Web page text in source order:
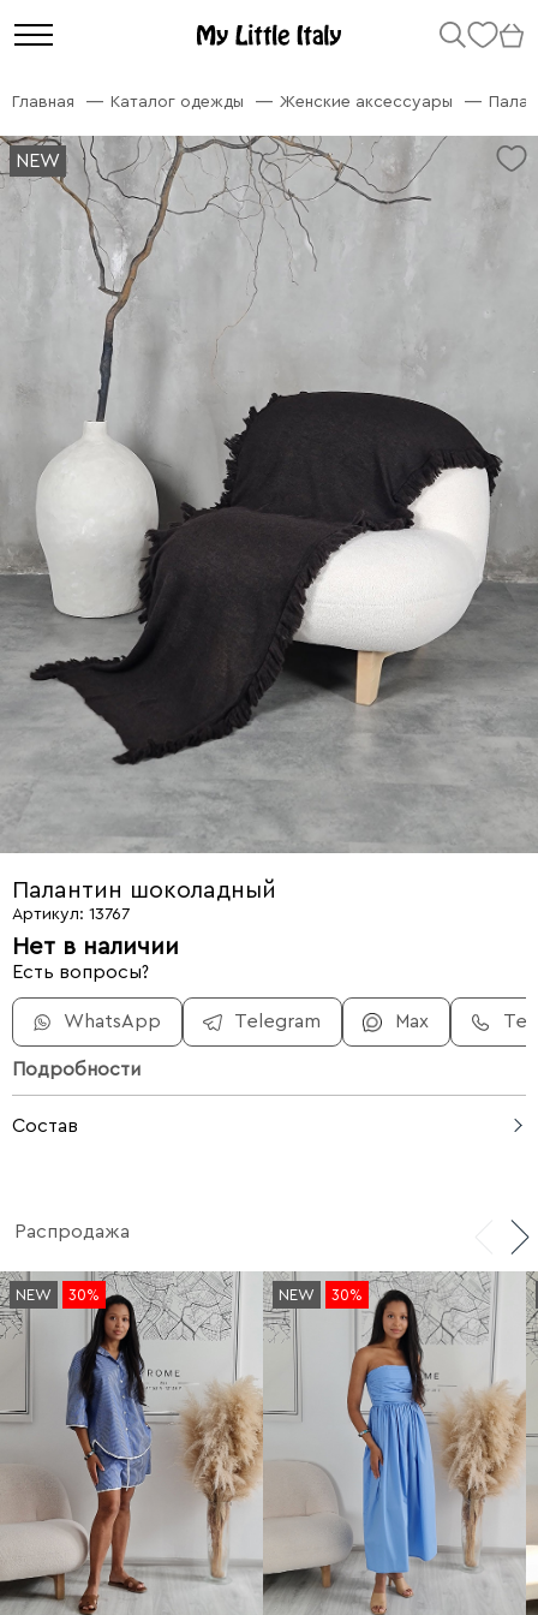
Главная Каталог одежды Женские аксессуары
NEW
NEW
Палантин шоколадный
Артикул: 13767
Нет в наличии
Есть вопросы?
WhatsApp Telegram Max
Подробности
Состав
Распродажа
NEW 30% NEW 30%